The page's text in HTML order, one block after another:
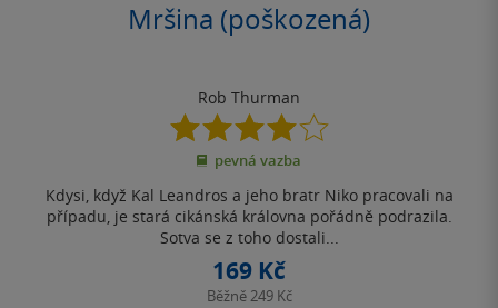
Mršina (poškozená)
Rob Thurman
4.0
z
5
pevná vazba
Kdysi, když Kal Leandros a jeho bratr Niko pracovali na
případu, je stará cikánská královna pořádně podrazila.
Sotva se z toho dostali...
169 Kč
Běžně249 Kč